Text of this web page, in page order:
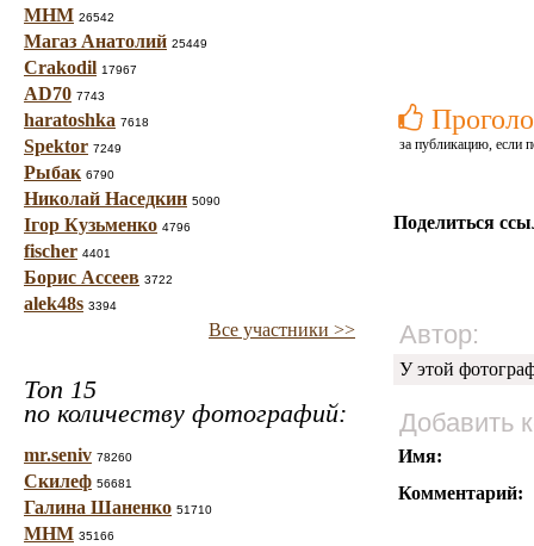
МНМ 26542
Магаз Анатолий 25449
Crakodil 17967
AD70 7743
haratoshka 7618
Spektor 7249
Рыбак 6790
Николай Наседкин 5090
Ігор Кузьменко 4796
fischer 4401
Борис Ассеев 3722
alek48s 3394
Все участники >>
Топ 15
по количеству фотографий:
mr.seniv 78260
Скилеф 56681
Галина Шаненко 51710
МНМ 35166
за публикацию, если
Поделиться
Автор:
У этой
Добавить
Имя:
Комментарий: